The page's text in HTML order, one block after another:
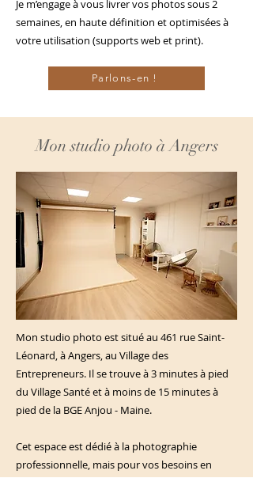
Je m’engage à vous livrer vos photos sous 2
semaines, en haute définition et optimisées à
votre utilisation (supports web et print).
Parlons-en !
Mon studio photo à Angers
Mon studio photo est situé au 461 rue Saint-
Léonard, à Angers, au Village des
Entrepreneurs. Il se trouve à 3 minutes à pied
du Village Santé et à moins de 15 minutes à
pied de la BGE Anjou - Maine.
Cet espace est dédié à la photographie
professionnelle, mais pour vos besoins en